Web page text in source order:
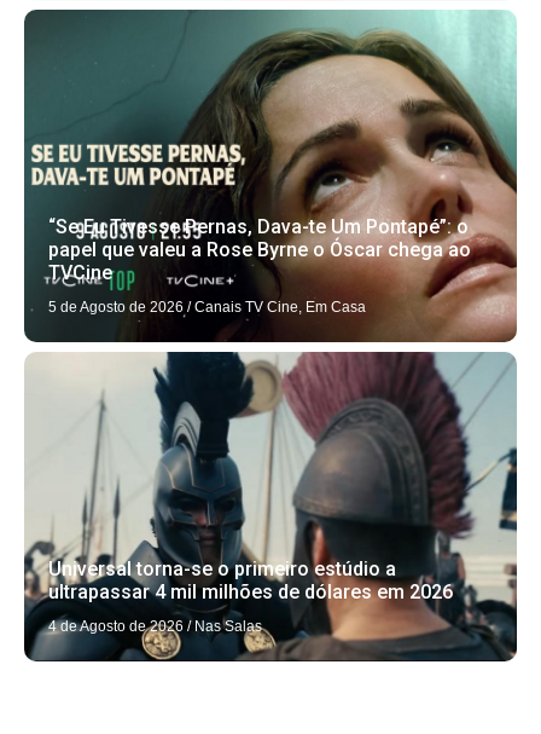
“Se Eu Tivesse Pernas, Dava-te Um Pontapé”: o
papel que valeu a Rose Byrne o Óscar chega ao
TVCine
5 de Agosto de 2026 / Canais TV Cine, Em Casa
Universal torna-se o primeiro estúdio a
ultrapassar 4 mil milhões de dólares em 2026
4 de Agosto de 2026 / Nas Salas